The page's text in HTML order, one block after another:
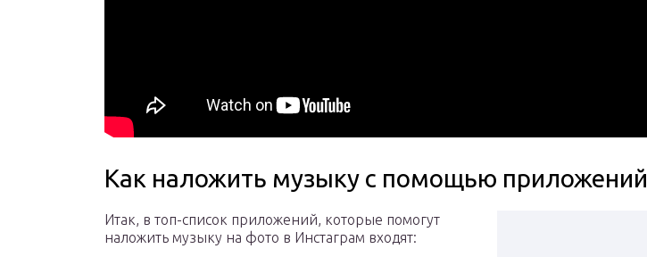
Как наложить музыку с помощью приложений
Итак, в топ-список приложений, которые помогут
наложить музыку на фото в Инстаграм входят: